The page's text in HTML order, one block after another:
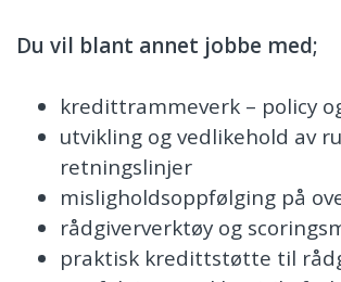
Du vil blant annet jobbe med;
kredittrammeverk – policy
utvikling og vedlikehold av
retningslinjer
misligholdsoppfølging på
rådgiververktøy og
praktisk kredittstøtte til